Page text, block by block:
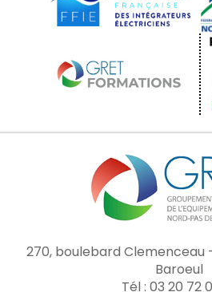
270, boulebard
Baroeul
Tél : 03 20 72